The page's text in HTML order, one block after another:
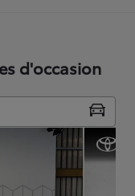
d'occasion